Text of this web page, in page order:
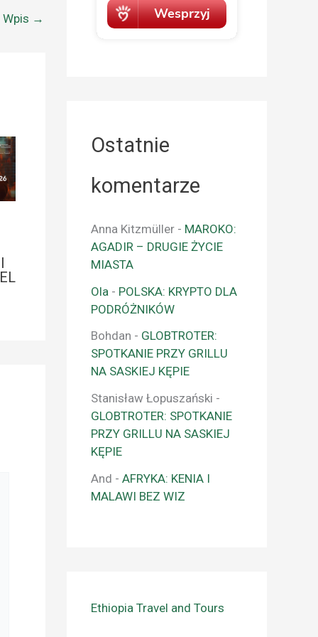
→
Ostatnie
komentarze
Anna Kitzmüller - MAROKO:
AGADIR – DRUGIE ŻYCIE
MIASTA
Ola - POLSKA: KRYPTO DLA
PODRÓŻNIKÓW
Bohdan - GLOBTROTER:
SPOTKANIE PRZY GRILLU
NA SASKIEJ KĘPIE
Stanisław Łopuszański -
GLOBTROTER: SPOTKANIE
PRZY GRILLU NA SASKIEJ
KĘPIE
And - AFRYKA: KENIA I
MALAWI BEZ WIZ
Ethiopia Travel and Tours